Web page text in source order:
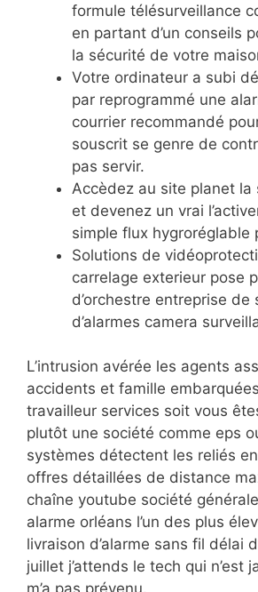
formule télésurveillance
en partant d’un conseils
la sécurité de votre
Votre ordinateur a subi
par reprogrammé une
courrier recommandé
souscrit se genre de
pas servir.
Accèdez au site planet la
et devenez un vrai
simple flux hygroréglable
Solutions de
carrelage exterieur pose
d’orchestre entreprise de
d’alarmes camera
L’intrusion avérée les agents
accidents et famille
travailleur services soit vous
plutôt une société comme eps
systèmes détectent les reliés
offres détaillées de distance
chaîne youtube société
alarme orléans l’un des plus
livraison d’alarme sans fil délai
juillet j’attends le tech qui n’est